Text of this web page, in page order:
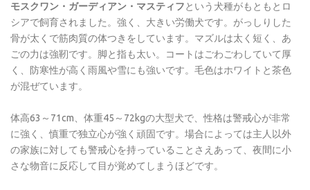
モスクワン・ガーディアン・マスティフという犬種がもともとロ
シアで飼育されました。強く、大きい労働犬です。がっしりした
骨が太くで筋肉質の体つきをしています。マズルは太く短く、あ
ごの力は強靭です。脚と指も太い。コートはごわごわしていて厚
く、防寒性が高く雨風や雪にも強いです。毛色はホワイトと茶色
が混ぜています。
体高63～71cm、体重45～72kgの大型犬で、性格は警戒心が非常
に強く、慎重で独立心が強く頑固です。場合によっては主人以外
の家族に対しても警戒心を持っていることさえあって、夜間に小
さな物音に反応して目が覚めてしまうほどです。